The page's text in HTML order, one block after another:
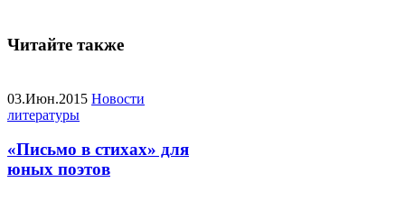
Читайте также
03.Июн.2015 Новости
литературы
«Письмо в стихах» для
юных поэтов